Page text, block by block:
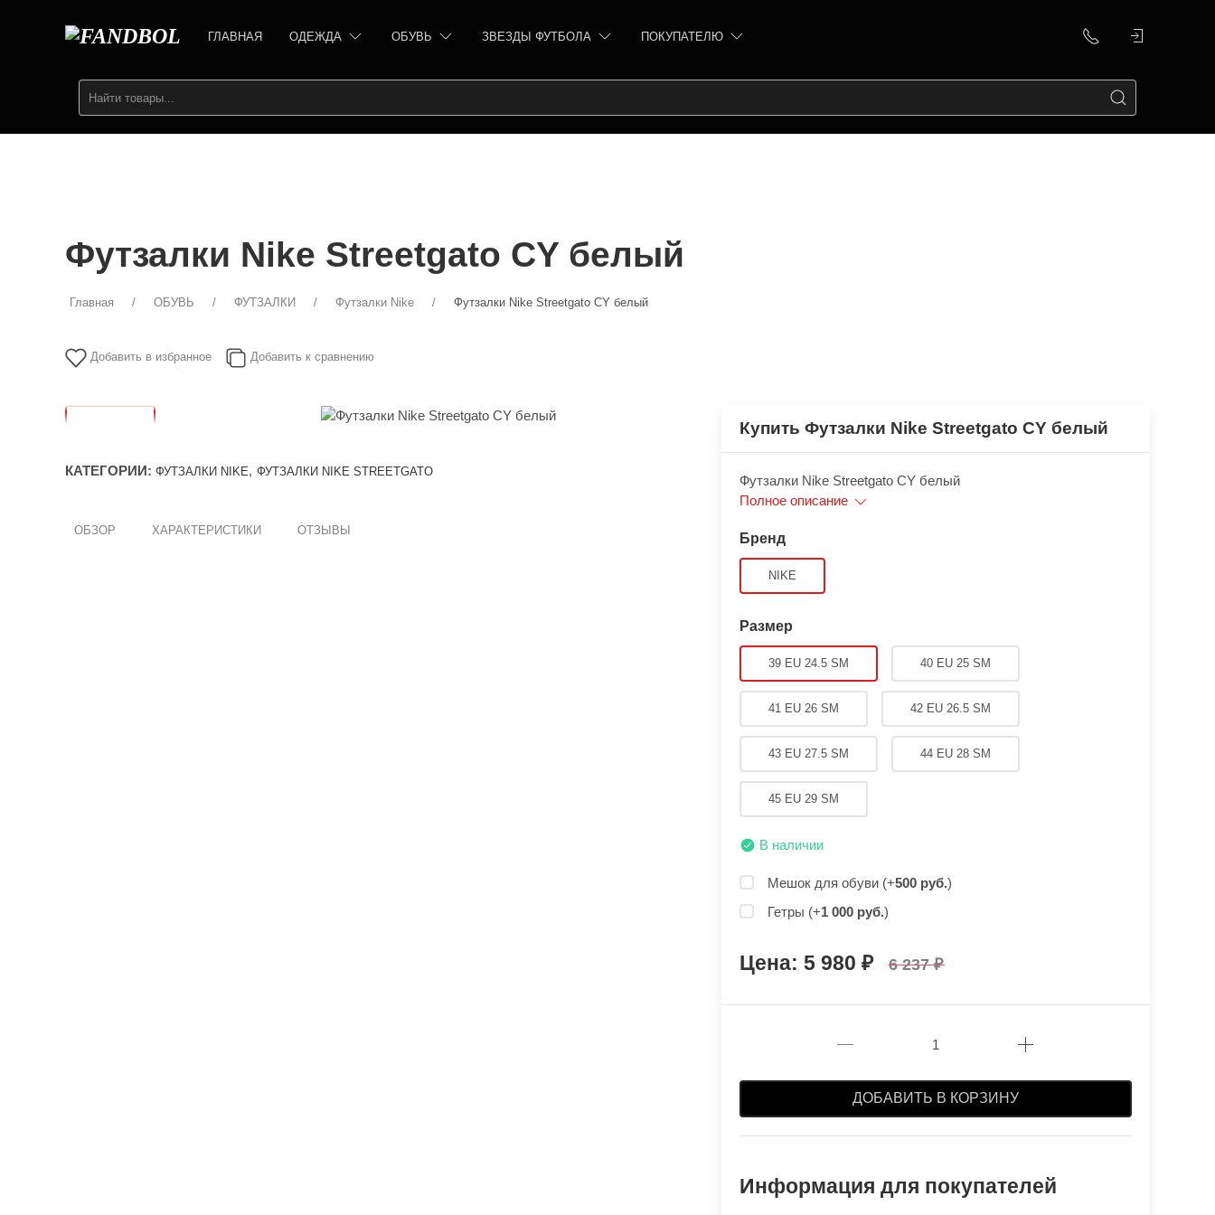
ГЛАВНАЯ ОДЕЖДА ОБУВЬ ЗВЕЗДЫ ФУТБОЛА ПОКУПАТЕЛЮ
Футзалки Nike Streetgato CY белый
Главная ОБУВЬ ФУТЗАЛКИ Футзалки Nike Футзалки Nike Streetgato CY белый
Добавить в избранное Добавить к сравнению
КАТЕГОРИИ: ФУТЗАЛКИ NIKE, ФУТЗАЛКИ NIKE STREETGATO
ОБЗОР ХАРАКТЕРИСТИКИ ОТЗЫВЫ
Купить Футзалки Nike Streetgato CY белый
Футзалки Nike Streetgato CY белый
Полное описание
Бренд
NIKE
Размер
39 EU 24.5 SM 40 EU 25 SM
41 EU 26 SM 42 EU 26.5 SM
43 EU 27.5 SM 44 EU 28 SM
45 EU 29 SM
В наличии
Мешок для обуви (+500 руб.)
Гетры (+1 000 руб.)
5 980 6 237
ДОБАВИТЬ В КОРЗИНУ
Информация для покупателей